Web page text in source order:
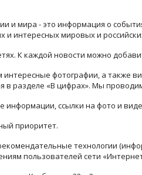
и мира - это информация о
интересных мировых и
К каждой новости можно
фотографии, а также
в разделе «В цифрах». Мы
информации, ссылки на фото и
приоритет.
технологии
пользователей сети